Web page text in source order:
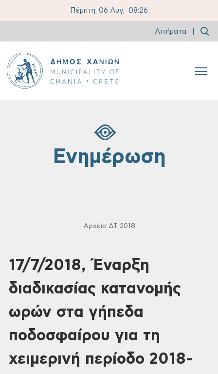
Πέμπτη, 06 Αυγ, 08:26
Αιτήματα
Ενημέρωση
Αρχείο ΔΤ 2018
17/7/2018, Έναρξη
διαδικασίας κατανομής
ωρών στα γήπεδα
ποδοσφαίρου για τη
χειμερινή περίοδο 2018-